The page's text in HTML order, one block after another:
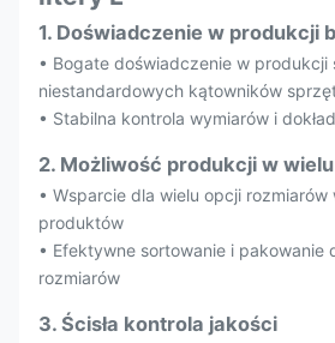
1. Doświadczenie w produkcji
• Bogate doświadczenie w
niestandardowych kątowników
• Stabilna kontrola wymiarów i
2. Możliwość produkcji w
• Wsparcie dla wielu opcji rozmiarów
produktów
• Efektywne sortowanie i pakowanie
rozmiarów
3. Ścisła kontrola jakości